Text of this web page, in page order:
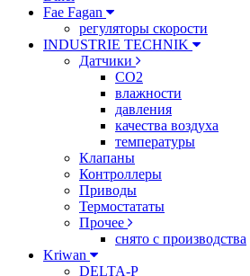
Fae Fagan
регуляторы скорости
INDUSTRIE TECHNIK
Датчики
CO2
влажности
давления
качества воздуха
температуры
Клапаны
Контроллеры
Приводы
Термостататы
Прочее
снято с производства
Kriwan
DELTA-P